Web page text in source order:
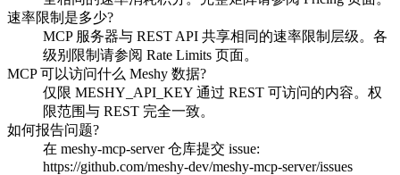
速率限制是多少?
MCP 服务器与 REST API 共享相同的速率限制层级。各
级别限制请参阅 Rate Limits 页面。
MCP 可以访问什么 Meshy 数据?
仅限 MESHY_API_KEY 通过 REST 可访问的内容。权
限范围与 REST 完全一致。
如何报告问题?
在 meshy-mcp-server 仓库提交 issue:
https://github.com/meshy-dev/meshy-mcp-server/issues